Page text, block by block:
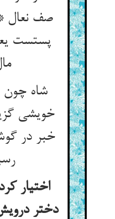
صف نعال
پستست
شاه چون
خویشی
خبر در
اختیار
دختر